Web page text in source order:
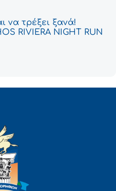
να τρέξει ξανά!
RIVIERA NIGHT RUN